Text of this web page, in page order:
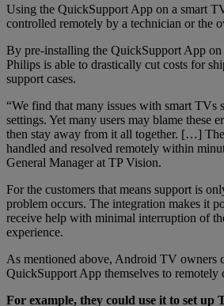
Using the QuickSupport App on a smart
controlled remotely by a technician or the
By pre-installing the QuickSupport App
Philips is able to drastically cut costs for
support cases.
“We find that many issues with smart TVs
settings. Yet many users may blame these
then stay away from it all together. […]
handled and resolved remotely within
General Manager at TP Vision.
For the customers that means support is
problem occurs. The integration makes it
receive help with minimal interruption of
experience.
As mentioned above, Android TV owners
QuickSupport App themselves to remotely
For example, they could use it to set